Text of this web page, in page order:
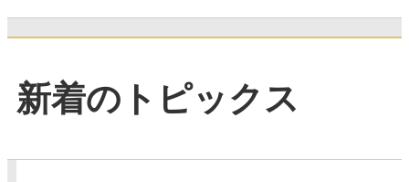
新着のトピックス